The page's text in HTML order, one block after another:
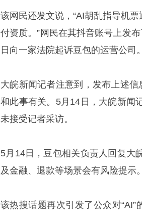
该网民还发文说，“AI胡乱指导机
付资质。”网民在其抖音账号上发
日向一家法院起诉豆包的运营公司。
大皖新闻记者注意到，发布上述
和此事有关。5月14日，大皖新闻
未接受记者采访。
5月14日，豆包相关负责人回复大
及金融、退款等场景会有风险提示。
该热搜话题再次引发了公众对